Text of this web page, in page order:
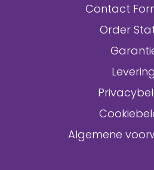
Contact
Order
Levering
Algemene